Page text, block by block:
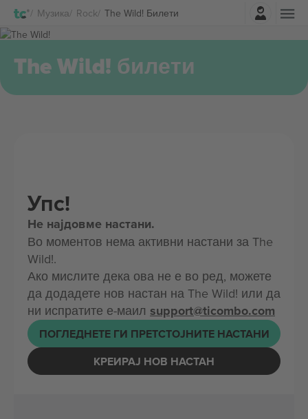
Музика Rock The Wild! БилетиНајави се
The Wild! билети
Упс!
Не најдовме настани.
Во моментов нема активни настани за The
Wild!.
Ако мислите дека ова не е во ред, можете
да додадете нов настан на The Wild! или да
ни испратите е-маил support@ticombo.com
ПОГЛЕДНЕТЕ ГИ ПРЕТСТОЈНИТЕ НАСТАНИ
КРЕИРАЈ НОВ НАСТАН